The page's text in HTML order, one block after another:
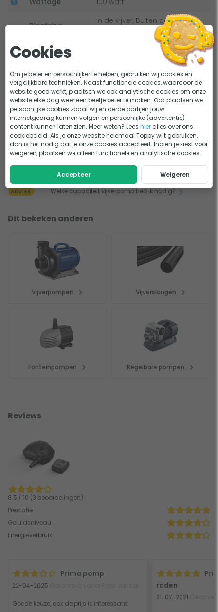
Door het regelbare vermogen bepaal je de stroming door
de beekloop. Doordat de vijverpomp een opvoerhoogte
heeft van 4,6 meter is het overbruggen van een
hoogteverschil voor deze regelbare vijverpomp geen
probleem.
Plaatsing
In de vijver, Buiten de vijver
onder waterniveau
Max. inhoud
natuurvijver
Max. inhoud
visvijver
31 m3
Max. inhoud
koivijver
21 m3
Capaciteit
regelbaar
Regelbaar
Bekijk alle specificaties
Handleiding en documenten
Karakteristieken en capaciteit Pontec Eco
Pontec Pondomax Eco 11500 C vijverpomp handleiding
Alles over vijverpompen voor je vijver!
ADVIES Welke capaciteit vijverpomp heb ik nodig?
Dit bekeken anderen
Vijverpompen Vijverslangen
Fonteinpompen Regelbare pompen
Reviews
8.5 / 10 (3 beoordelingen)
Prestatie
Geluidsniveau
Energieverbruik
Prima pomp
22-04-2025
Goede keuze, ook de prijs is interessant.
raden
21-07-2021
Cookies
Om je beter en persoonlijker te helpen, gebruiken wij cookies en
vergelijkbare technieken. Naast functionele cookies, waardoor de
website goed werkt, plaatsen we ook analytische cookies om onze
website elke dag weer een beetje beter te maken. Ook plaatsen we
persoonlijke cookies zodat wij en derde partijen jouw
internetgedrag kunnen volgen en persoonlijke (advertentie)
content kunnen laten zien. Meer weten? Leeshier alles over ons
cookiebeleid. Als je onze website helemaal Toppy wilt gebruiken,
dan is het nodig dat je onze cookies accepteert. Indien je kiest voor
weigeren, plaatsen we alleen functionele en analytische cookies.
Accepteer Weigeren